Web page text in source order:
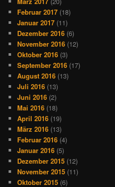
Februar 2017 (18)
Januar 2017 (11)
Dezember 2016 (6)
November 2016 (12)
Oktober 2016 (3)
September 2016 (17)
August 2016 (13)
Juli 2016 (13)
Juni 2016 (2)
Mai 2016 (18)
April 2016 (19)
März 2016 (13)
Februar 2016 (4)
Januar 2016 (5)
Dezember 2015 (12)
November 2015 (11)
Oktober 2015 (6)